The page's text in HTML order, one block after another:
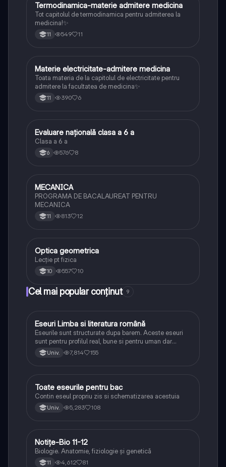
Fizică
Termodinamica-materie admitere medicina
Tot capitolul de termodinamica pentru admiterea la
medicina!✨
11 549 11
Fizică
Materie electricitate-admitere medicina
Toata materia de la capitolul de electricitate pentru
admitere la facultatea de medicina✨
11 390 6
Matematică
Evaluare națională clasa a 6 a
Clasa a 6 a
6 576 8
Fizică
MECANICA
PROGRAMA DE BACALAUREAT PENTRU
MECANICA
11 813 12
Fizică
Optica geometrica
Lecție pt fizica
10 557 10
Cel mai popular conținut 9
Limba și literatura română
Eseuri Limba si literatura română
Eseurile sunt structurate dupa barem. Aceste eseuri
sunt pentru profilul real, bune si pentru uman dar
lipsesc relatiile dintre personaje si caracrerizarile.
Univ. 7,814 155
Limba și literatura română
Toate eseurile pentru bac
Contin eseul propriu zis si schematizarea acestuia
Univ. 5,283 108
Biologie
Notițe-Bio 11-12
Biologie. Anatomie, fiziologie și genetică
11 4,612 81